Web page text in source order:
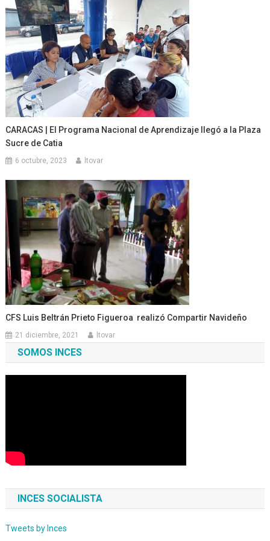
CARACAS | El Programa Nacional de Aprendizaje llegó a la Plaza
Sucre de Catia
6 octubre, 2023 ltovar
CFS Luis Beltrán Prieto Figueroa realizó Compartir Navideño
21 diciembre, 2021 ltovar
SOMOS INCES
INCES SOCIALISTA
Tweets by Inces